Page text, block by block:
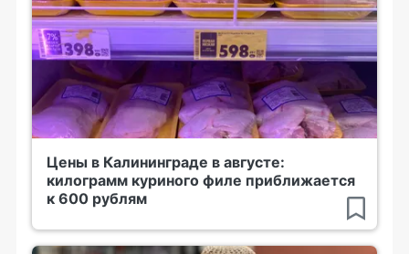
Цены в Калининграде в августе:
килограмм куриного филе приближается
к 600 рублям